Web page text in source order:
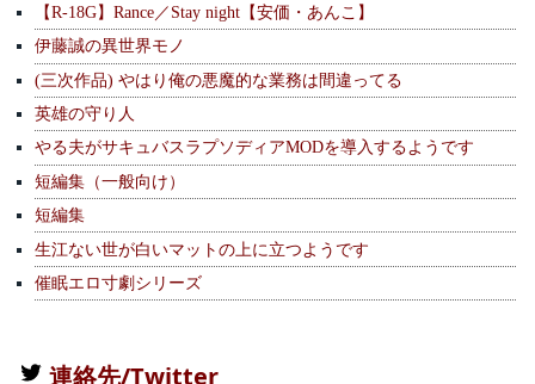
【R-18G】Rance／Stay night【安価・あんこ】
伊藤誠の異世界モノ
(三次作品) やはり俺の悪魔的な業務は間違ってる
英雄の守り人
やる夫がサキュバスラプソディアMODを導入するようです
短編集（一般向け）
短編集
生江ない世が白いマットの上に立つようです
催眠エロ寸劇シリーズ
連絡先/Twitter